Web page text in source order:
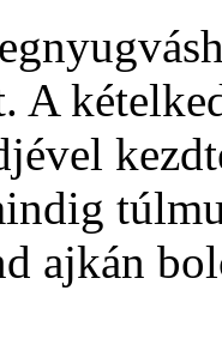
A
ajkán